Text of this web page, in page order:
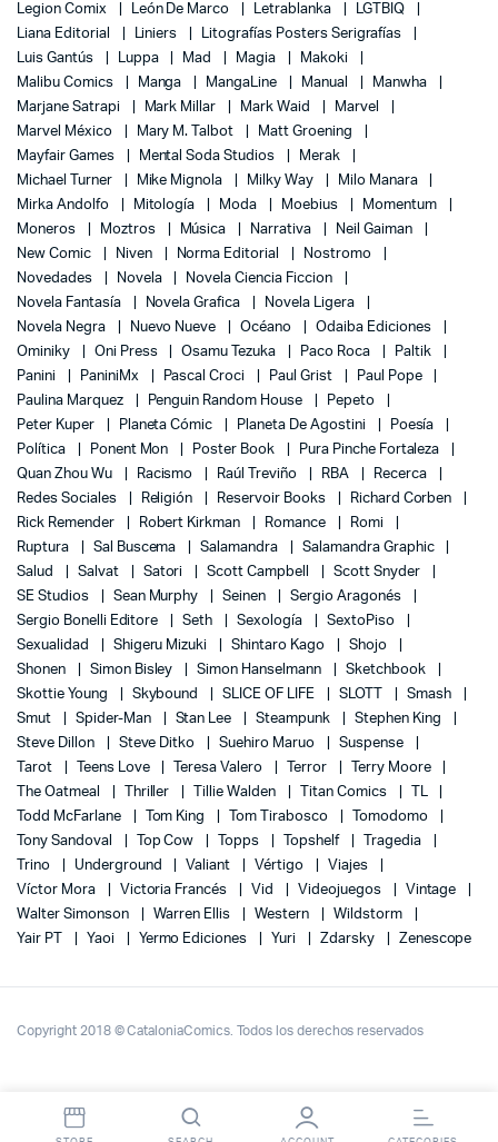
Legion Comix
León De Marco Letrablanka
LGTBIQ
Liana Editorial
Liniers
Litografías Posters Serigrafías
Luis Gantús
Luppa Mad Magia
Makoki
Malibu Comics
Manga MangaLine Manual
Manwha
Marjane Satrapi
Mark Millar Mark Waid
Marvel
Marvel México
Mary M. Talbot
Matt Groening
Mayfair Games
Mental Soda Studios
Merak
Michael Turner
Mike Mignola Milky Way
Milo Manara
Mirka Andolfo
Mitología Moda Moebius
Momentum
Moneros
Moztros Música Narrativa
Neil Gaiman
New Comic
Niven Norma Editorial
Nostromo
Novedades
Novela
Novela Ciencia Ficcion
Novela Fantasía
Novela Grafica
Novela Ligera
Novela Negra
Nuevo Nueve Océano
Odaiba Ediciones
Ominiky
Oni Press Osamu Tezuka Paco Roca
Paltik
Panini
PaniniMx Pascal Croci Paul Grist
Paul Pope
Paulina Marquez
Penguin Random House
Pepeto
Peter Kuper
Planeta Cómic Planeta De Agostini
Poesía
Política
Ponent Mon Poster Book
Pura Pinche Fortaleza
Quan Zhou Wu
Racismo Raúl Treviño RBA
Recerca
Redes Sociales
Religión Reservoir Books
Richard Corben
Rick Remender
Robert Kirkman Romance
Romi
Ruptura
Sal Buscema Salamandra
Salamandra Graphic
Salud
Salvat Satori Scott Campbell
Scott Snyder
SE Studios
Sean Murphy Seinen
Sergio Aragonés
Sergio Bonelli Editore
Seth Sexología
SextoPiso
Sexualidad
Shigeru Mizuki Shintaro Kago
Shojo
Shonen
Simon Bisley Simon Hanselmann
Sketchbook
Skottie Young
Skybound SLICE OF LIFE SLOTT
Smash
Smut
Spider-Man Stan Lee Steampunk
Stephen King
Steve Dillon
Steve Ditko Suehiro Maruo
Suspense
Tarot
Teens Love Teresa Valero Terror
Terry Moore
The Oatmeal
Thriller Tillie Walden Titan Comics
TL
Todd McFarlane
Tom King Tom Tirabosco
Tomodomo
Tony Sandoval
Top Cow Topps Topshelf
Tragedia
Trino
Underground Valiant Vértigo
Viajes
Víctor Mora
Victoria Francés Vid Videojuegos
Vintage
Walter Simonson
Warren Ellis Western
Wildstorm
Yair PT
Yaoi Yermo Ediciones Yuri Zdarsky Zenescope
Copyright 2018 © CataloniaComics. Todos los derechos reservados